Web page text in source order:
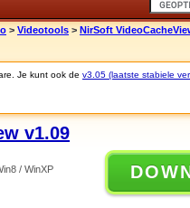
> Videotools > NirSoft
Je kunt ook de v3.05 (laatste stabiele
v1.09
/ WinXP